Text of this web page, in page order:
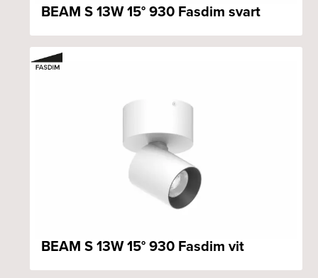
BEAM S 13W 15° 930 Fasdim svart
BEAM S 13W 15° 930 Fasdim vit